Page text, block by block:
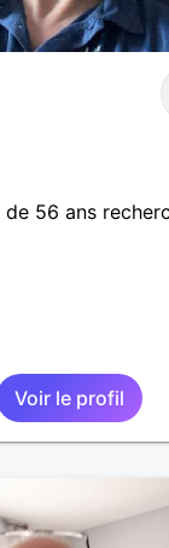
56 ans
Voir le profil